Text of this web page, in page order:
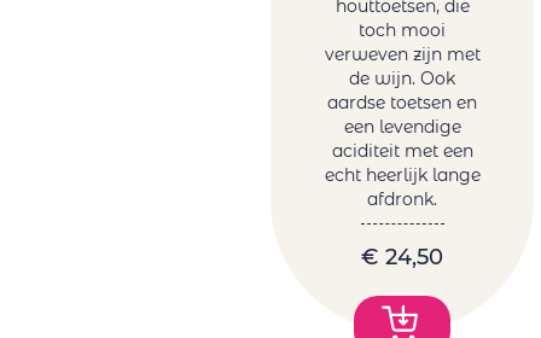
houttoetsen, die
toch mooi
verweven zijn met
de wijn. Ook
aardse toetsen en
een levendige
aciditeit met een
echt heerlijk lange
afdronk.
€ 24,50